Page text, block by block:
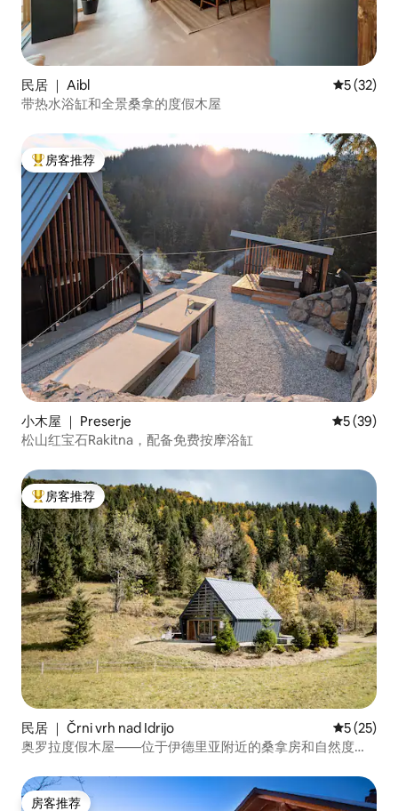
民居 ｜ Aibl 平均评分
5 (32)
带热水浴缸和全景桑拿的度假木屋
热门「房客推荐」
房客推荐
小木屋 ｜ Preserje 平均评分
5 (39)
松山红宝石Rakitna，配备免费按摩浴缸
热门「房客推荐」
房客推荐
民居 ｜ Črni vrh nad Idrijo 平均评分
5 (25)
奥罗拉度假木屋——位于伊德里亚附近的桑拿房和自然度假
房客推荐